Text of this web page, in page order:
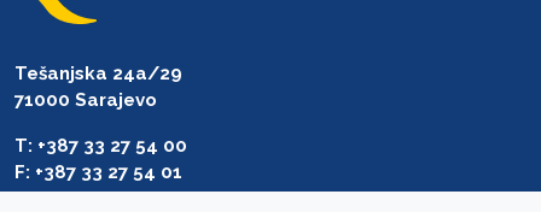
Tešanjska 24a/29
71000 Sarajevo
T: +387 33 27 54 00
F: +387 33 27 54 01